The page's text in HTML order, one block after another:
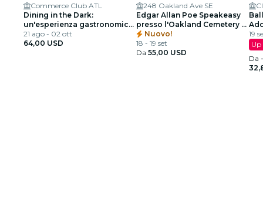
Commerce Club ATL
Dining in the Dark:
un'esperienza gastronomica
unica con gli occhi bendati
al Commerce Club Atlanta
21 ago - 02 ott
64,00 USD
248 Oakland Ave SE
Edgar Allan Poe Speakeasy
presso l'Oakland Cemetery -
Atlanta, GA
Nuovo!
18 - 19 set
Da 55,00 USD
19
Up
Da